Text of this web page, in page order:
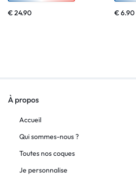
€24.90 €6.90
À propos
Accueil
Qui sommes-nous ?
Toutes nos coques
Je personnalise